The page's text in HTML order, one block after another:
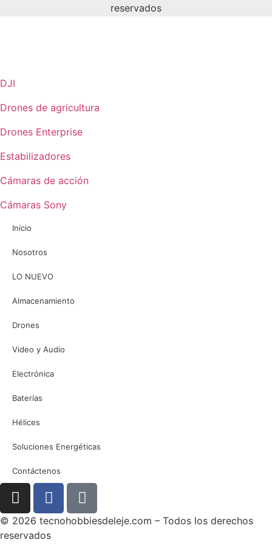
reservados
DJI
Drones de agricultura
Drones Enterprise
Estabilizadores
Cámaras de acción
Cámaras Sony
Inicio
Nosotros
LO NUEVO
Almacenamiento
Drones
Video y Audio
Electrónica
Baterías
Hélices
Soluciones Energéticas
Contáctenos
© 2026 tecnohobbiesdeleje.com – Todos los derechos
reservados